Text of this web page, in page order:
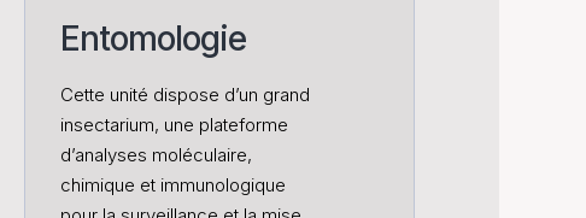
Entomologie
Cette unité dispose d’un grand
insectarium, une plateforme
d’analyses moléculaire,
chimique et immunologique